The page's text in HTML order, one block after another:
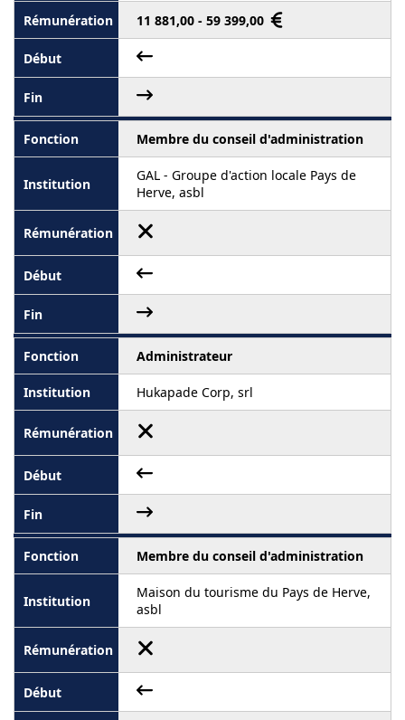
11 881,00 - 59 399,00
Membre du conseil d'administration
GAL - Groupe d'action locale Pays de
Herve, asbl
Administrateur
Hukapade Corp, srl
Membre du conseil d'administration
Maison du tourisme du Pays de Herve,
asbl